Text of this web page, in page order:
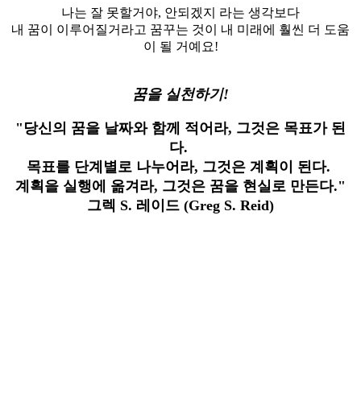
나는 잘 못할거야, 안되겠지 라는 생각보다
내 꿈이 이루어질거라고 꿈꾸는 것이 내 미래에 훨씬 더 도움
이 될 거예요!
꿈을 실천하기!
"당신의 꿈을 날짜와 함께 적어라, 그것은 목표가 된
다.
목표를 단계별로 나누어라, 그것은 계획이 된다.
계획을 실행에 옮겨라, 그것은 꿈을 현실로 만든다."
그렉 S. 레이드 (Greg S. Reid)